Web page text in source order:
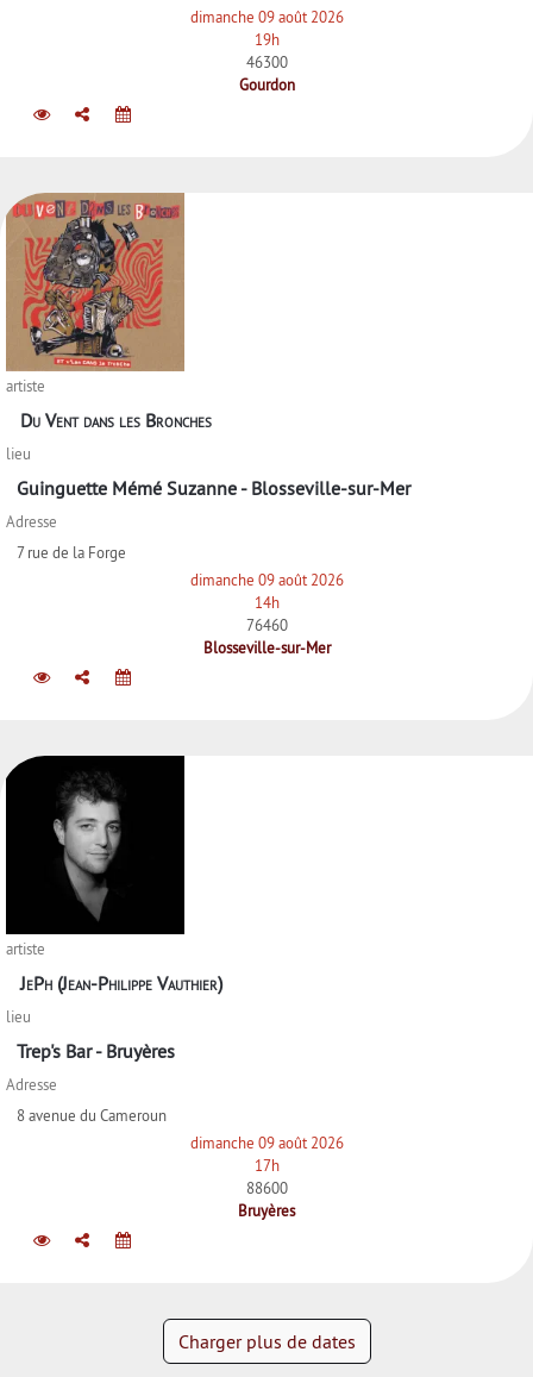
dimanche 09 août 2026
19h
46300
Gourdon
artiste
Du Vent dans les Bronches
lieu
Guinguette Mémé Suzanne - Blosseville-sur-Mer
Adresse
7 rue de la Forge
dimanche 09 août 2026
14h
76460
Blosseville-sur-Mer
artiste
JePh (Jean-Philippe Vauthier)
lieu
Trep's Bar - Bruyères
Adresse
8 avenue du Cameroun
dimanche 09 août 2026
17h
88600
Bruyères
Charger plus de dates